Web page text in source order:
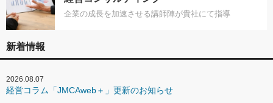
企業の成長を加速させる講師陣が貴社にて指導
新着情報
2026.08.07
経営コラム「JMCAweb＋」更新のお知らせ